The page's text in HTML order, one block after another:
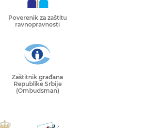
Poverenik za zaštitu
ravnopravnosti
Zaštitnik građana
Republike Srbije
(Ombudsman)